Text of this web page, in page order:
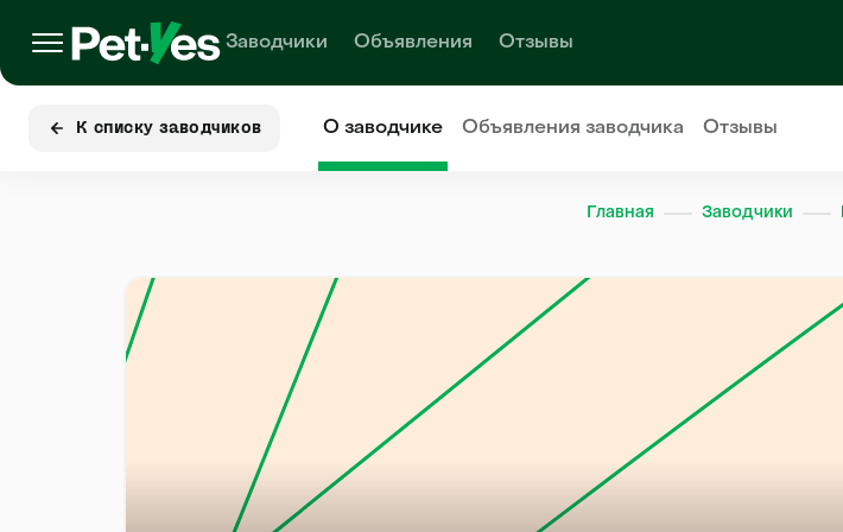
Заводчики Объявления Отзывы
К списку заводчиков О заводчике Объявлениязаводчика Отзывы
Главная Заводчики